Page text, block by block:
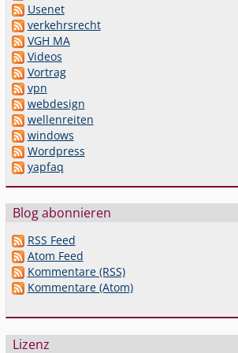
Usenet
verkehrsrecht
VGH MA
Videos
Vortrag
vpn
webdesign
wellenreiten
windows
Wordpress
yapfaq
Blog abonnieren
RSS Feed
Atom Feed
Kommentare (RSS)
Kommentare (Atom)
Lizenz